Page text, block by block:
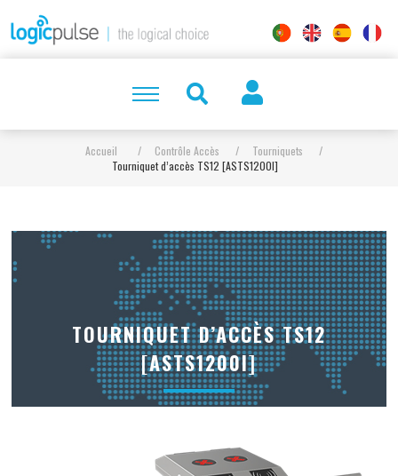
Accueil / Contrôle Accès / Tourniquets
/
Tourniquet d’accès TS12 [ASTS1200I]
TOURNIQUET D’ACCÈS TS12
[ASTS1200I]